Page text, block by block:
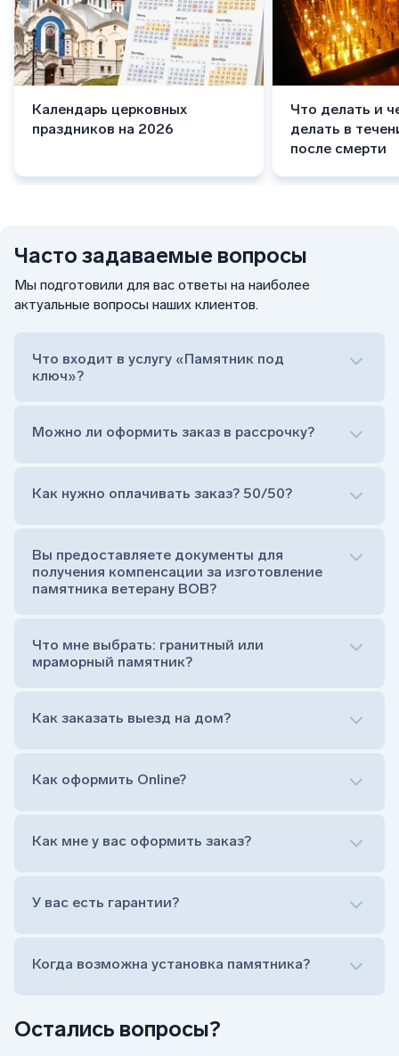
Календарь церковных
праздников на 2026
Что делать и
делать в
после смерти
Остались вопросы?
Часто задаваемые вопросы
Мы подготовили для вас ответы на наиболее
актуальные вопросы наших клиентов.
Что входит в услугу «Памятник под
ключ»?
Сам комплект памятника:
Тумба (постамент, на который при помощи
штыря устанавливается стела)
Обработка и сверловка комплекта
Расположение символа веры (крестик или
на символ веры или вовсе портрет не рисовать)
прописной)
Можно ли оформить заказ в рассрочку?
Как нужно оплачивать заказ? 50/50?
Вы предоставляете документы для
получения компенсации за изготовление
памятника ветерану ВОВ?
Что мне выбрать: гранитный или
мраморный памятник?
Как заказать выезд на дом?
Оформить заказ удаленно (online)
Заказать бесплатный выезд менеджера на дом
Как оформить Online?
Оформить заказ удаленно (online)
Заказать бесплатный выезд менеджера на дом
Как мне у вас оформить заказ?
У вас есть гарантии?
Когда возможна установка памятника?